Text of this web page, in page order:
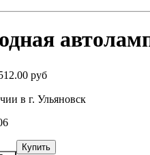
руб
в г. Ульяновск